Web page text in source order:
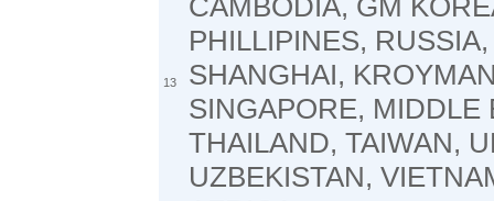
13
CAMBODIA, GM
PHILLIPINES,
SHANGHAI,
SINGAPORE, MIDDLE
THAILAND, TAIWAN,
UZBEKISTAN,